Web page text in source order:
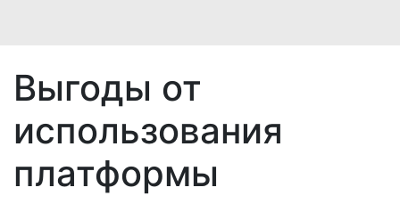
Выгоды от
использования
платформы